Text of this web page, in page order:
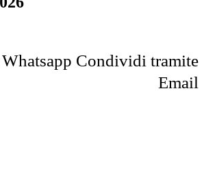
Condividi tramite
Email